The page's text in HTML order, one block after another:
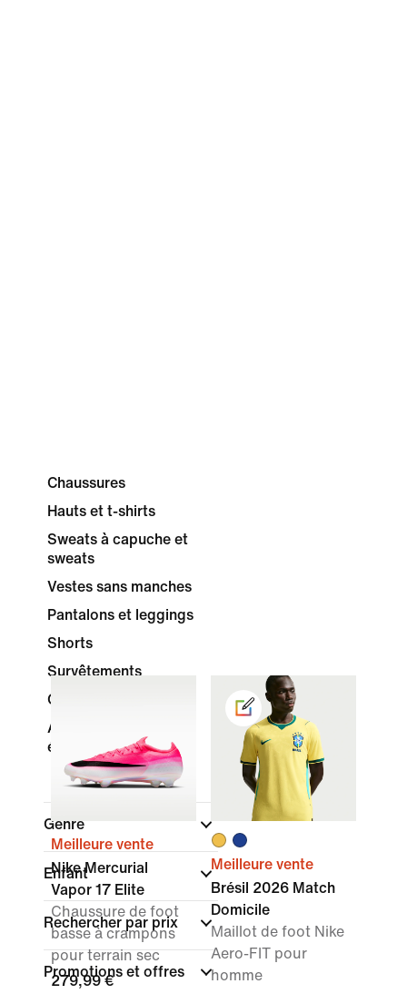
Chaussures
Hauts et t-shirts
Sweats à capuche et
sweats
Vestes sans manches
Pantalons et leggings
Shorts
Survêtements
Chaussettes
Accessoires et
équipement
Genre
Enfant
Rechercher par prix
Promotions et offres
Meilleure vente
Nike Mercurial
Vapor 17 Elite
Chaussure de foot
basse à crampons
pour terrain sec
279,99 €
Meilleure vente
Brésil 2026 Match
Domicile
Maillot de foot Nike
Aero-FIT pour
homme